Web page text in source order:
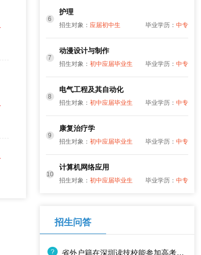
6
护理
招生对象： 应届初中生 毕业学历： 中专
7
动漫设计与制作
招生对象： 初中应届毕业生 毕业学历： 中专
8
电气工程及其自动化
招生对象： 初中应届毕业生 毕业学历： 中专
9
康复治疗学
招生对象： 初中应届毕业生 毕业学历： 中专
10
计算机网络应用
招生对象： 初中应届毕业生 毕业学历： 中专
招生问答
省外户籍在深圳读技校能参加高考嘛？